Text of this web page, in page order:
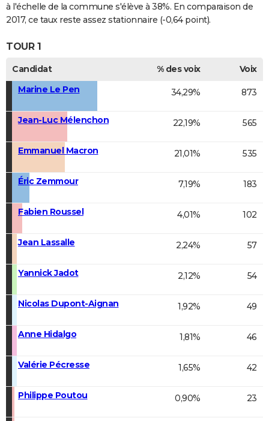
à l'échelle de la commune s'élève à 38%. En comparaison de
2017, ce taux reste assez stationnaire (-0,64 point).
TOUR 1
Candidat % des voix
Voix
Marine Le Pen
34,29% 873
Jean-Luc Mélenchon 22,19% 565
Emmanuel Macron 21,01% 535
Éric Zemmour 7,19% 183
Fabien Roussel 4,01% 102
Jean Lassalle 2,24% 57
Yannick Jadot 2,12% 54
Nicolas Dupont-Aignan 1,92% 49
Anne Hidalgo 1,81% 46
Valérie Pécresse 1,65% 42
Philippe Poutou 0,90% 23